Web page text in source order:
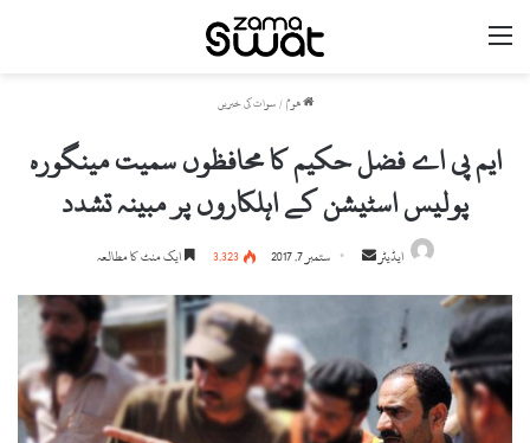
ھوم / سوات کی خبریں
ایم پی اے فضل حکیم کا محافظوں سمیت مینگورہ
پولیس اسٹیشن کے اہلکاروں پر مبینہ تشدد
ایڈیٹر
a
n
e
ستمبر 7, 2017 3,323 ایک منٹ کا مطالعہ